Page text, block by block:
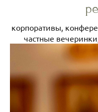
корпоративы,
частные